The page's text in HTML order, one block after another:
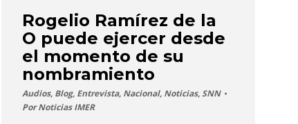
Rogelio Ramírez de la
O puede ejercer desde
el momento de su
nombramiento
Audios, Blog, Entrevista, Nacional, Noticias,SNN
PorNoticias IMER